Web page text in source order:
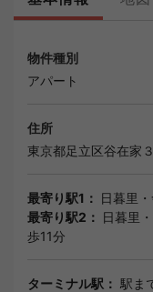
物件種別
アパート
住所
東京都足立区谷在家
最寄り駅1： 日暮里
最寄り駅2： 日暮里
歩11分
ターミナル駅： 駅ま